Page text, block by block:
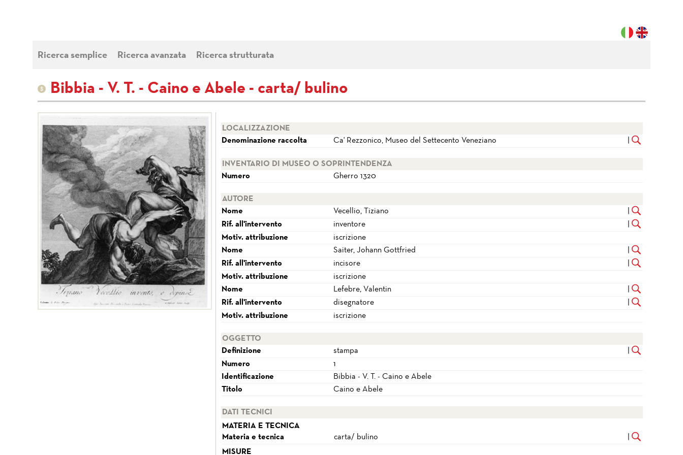
Ricerca semplice Ricerca avanzata Ricerca strutturata
Bibbia - V. T. - Caino e Abele - carta/ bulino
LOCALIZZAZIONE
Denominazione raccolta
Ca' Rezzonico, Museo del Settecento Veneziano
INVENTARIO DI MUSEO O SOPRINTENDENZA
Numero
Gherro 1320
AUTORE
Nome
Vecellio, Tiziano
Rif. all'intervento
inventore
Motiv. attribuzione
iscrizione
Nome
Saiter, Johann Gottfried
Rif. all'intervento
incisore
Motiv. attribuzione
iscrizione
Nome
Lefebre, Valentin
Rif. all'intervento
disegnatore
Motiv. attribuzione
iscrizione
OGGETTO
Definizione
stampa
Numero
1
Identificazione
Bibbia - V. T. - Caino e Abele
Titolo
Caino e Abele
DATI TECNICI
MATERIA E TECNICA
Materia e tecnica
carta/ bulino
MISURE